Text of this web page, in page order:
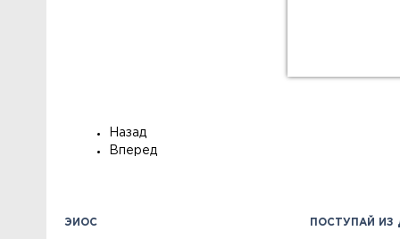
Назад
Вперед
ЭИОС ПОСТУПАЙ ИЗ